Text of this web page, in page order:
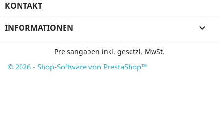
KONTAKT
INFORMATIONEN 
Preisangaben inkl. gesetzl. MwSt.
© 2026 - Shop-Software von PrestaShop™